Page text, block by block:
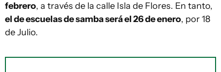
febrero, a través de la calle Isla de Flores. En tanto,
el de escuelas de samba será el 26 de enero, por 18
de Julio.